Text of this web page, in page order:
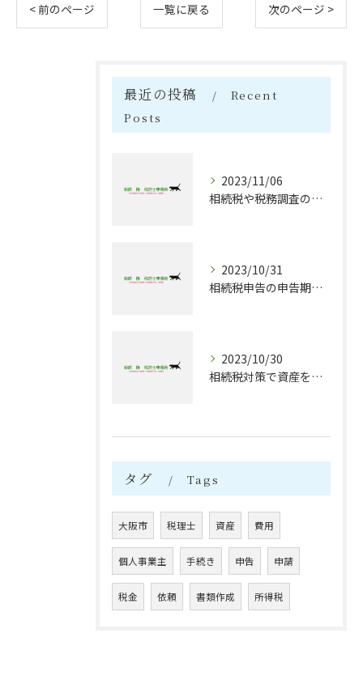
< 前のページ 一覧に戻る 次のページ >
最近の投稿
Recent
Posts
2023/11/06
相続税や税務調査のサポート業務について
2023/10/31
相続税申告の申告期限は？
2023/10/30
相続税対策で資産を守る！贈与税に関する賢い選択
タグ Tags
大阪市 税理士 資産 費用
個人事業主 手続き 申告 申請
税金 依頼 書類作成 所得税